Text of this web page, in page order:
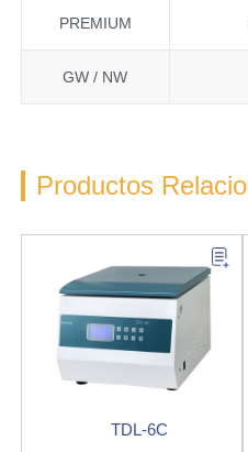
PREMIUM
GW / NW
Productos
TDL-6C